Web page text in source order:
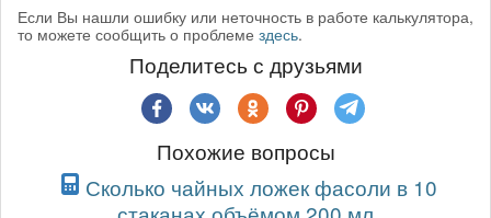
Если Вы нашли ошибку или неточность в работе калькулятора,
то можете сообщить о проблеме здесь.
Поделитесь с друзьями
Похожие вопросы
Сколько чайных ложек фасоли в 10